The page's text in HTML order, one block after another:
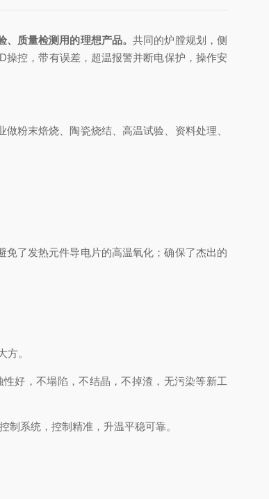
、质量检测用的理想产品。共同的炉膛规划，侧
控，带有误差，超温报警并断电保护，操作安
粉末焙烧、陶瓷烧结、高温试验、资料处理、
免了发热元件导电片的高温氧化；确保了杰出的
。
好，不塌陷，不结晶，不掉渣，无污染等新工
系统，控制精准，升温平稳可靠。